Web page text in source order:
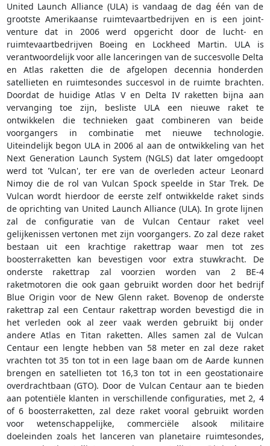
United Launch Alliance (ULA) is vandaag de dag één van de
grootste Amerikaanse ruimtevaartbedrijven en is een joint-
venture dat in 2006 werd opgericht door de lucht- en
ruimtevaartbedrijven Boeing en Lockheed Martin. ULA is
verantwoordelijk voor alle lanceringen van de succesvolle Delta
en Atlas raketten die de afgelopen decennia honderden
satellieten en ruimtesondes succesvol in de ruimte brachten.
Doordat de huidige Atlas V en Delta IV raketten bijna aan
vervanging toe zijn, besliste ULA een nieuwe raket te
ontwikkelen die technieken gaat combineren van beide
voorgangers in combinatie met nieuwe technologie.
Uiteindelijk begon ULA in 2006 al aan de ontwikkeling van het
Next Generation Launch System (NGLS) dat later omgedoopt
werd tot 'Vulcan', ter ere van de overleden acteur Leonard
Nimoy die de rol van Vulcan Spock speelde in Star Trek. De
Vulcan wordt hierdoor de eerste zelf ontwikkelde raket sinds
de oprichting van United Launch Alliance (ULA). In grote lijnen
zal de configuratie van de Vulcan Centaur raket veel
gelijkenissen vertonen met zijn voorgangers. Zo zal deze raket
bestaan uit een krachtige rakettrap waar men tot zes
boosterraketten kan bevestigen voor extra stuwkracht. De
onderste rakettrap zal voorzien worden van 2 BE-4
raketmotoren die ook gaan gebruikt worden door het bedrijf
Blue Origin voor de New Glenn raket. Bovenop de onderste
rakettrap zal een Centaur rakettrap worden bevestigd die in
het verleden ook al zeer vaak werden gebruikt bij onder
andere Atlas en Titan raketten. Alles samen zal de Vulcan
Centaur een lengte hebben van 58 meter en zal deze raket
vrachten tot 35 ton tot in een lage baan om de Aarde kunnen
brengen en satellieten tot 16,3 ton tot in een geostationaire
overdrachtbaan (GTO). Door de Vulcan Centaur aan te bieden
aan potentiële klanten in verschillende configuraties, met 2, 4
of 6 boosterraketten, zal deze raket vooral gebruikt worden
voor wetenschappelijke, commerciële alsook militaire
doeleinden zoals het lanceren van planetaire ruimtesondes,